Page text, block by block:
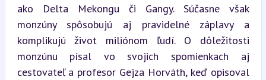
ako Delta Mekongu či Gangy. Súčasne však
monzúny spôsobujú aj pravidelné záplavy a
komplikujú život miliónom ľudí. O dôležitosti
monzúnu písal vo svojich spomienkach aj
cestovateľ a profesor Gejza Horváth, keď opisoval